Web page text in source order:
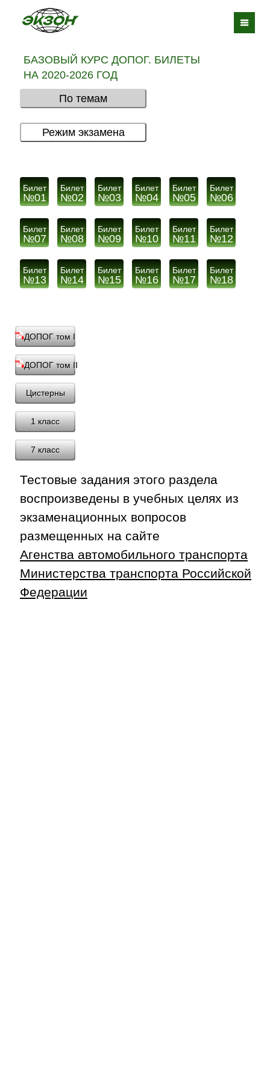
БАЗОВЫЙ КУРС ДОПОГ. БИЛЕТЫ
НА 2020-2026 ГОД
По темам
Режим экзамена
Билет
№01
Билет
№02
Билет
№03
Билет
№04
Билет
№05
Билет
№06
Билет
№07
Билет
№08
Билет
№09
Билет
№10
Билет
№11
Билет
№12
Билет
№13
Билет
№14
Билет
№15
Билет
№16
Билет
№17
Билет
№18
ДОПОГ том I
ДОПОГ том II
Цистерны
1 класс
7 класс
Тестовые задания этого раздела
воспроизведены в учебных целях из
экзаменационных вопросов
размещенных на сайте
Агенства автомобильного транспорта
Министерства транспорта Российской
Федерации